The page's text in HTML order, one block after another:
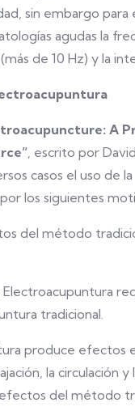
sin embargo
agudas la
de 10 Hz) y la
A
, escrito por
casos el uso de la
los siguientes
del método
tradicional.
produce efectos
la circulación y
del método